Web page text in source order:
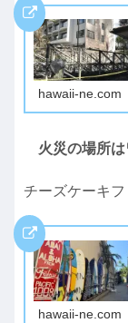
hawaii-ne.com
火災の場所
チーズケーキ
hawaii-ne.com